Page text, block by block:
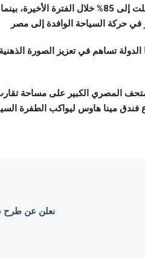
وأضاف أن نسب الإشغال في مدينة شرم الشيخ وصلت إلى
تساهم في تعزيز الصورة